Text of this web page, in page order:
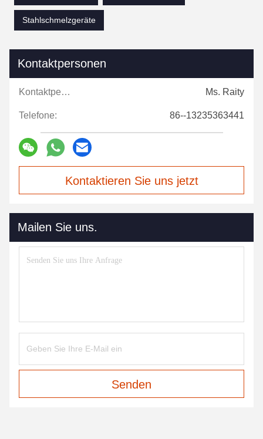
Stahlschmelzgeräte
Kontaktpersonen
Kontaktpersonen: Ms. Raity
Telefone: 86--13235363441
Kontaktieren Sie uns jetzt
Mailen Sie uns.
Senden